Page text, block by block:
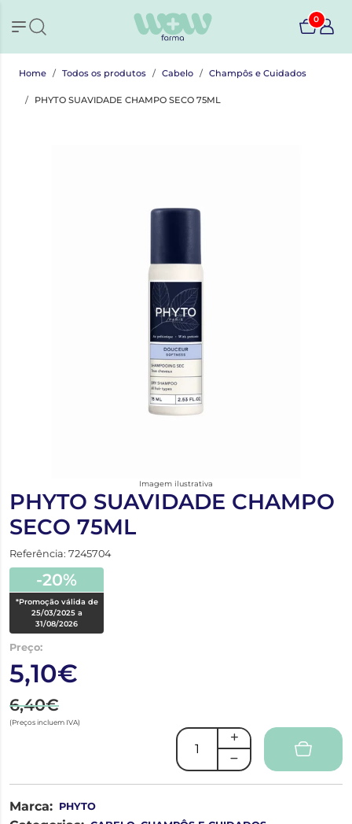
0
Home Todos os produtos Cabelo Champôs e Cuidados
PHYTO SUAVIDADE CHAMPO SECO 75ML
Imagem ilustrativa
PHYTO SUAVIDADE CHAMPO
SECO 75ML
Referência: 7245704
-20%
*Promoção válida de
25/03/2025 a
31/08/2026
Preço:
5,10€
6,40€
(Preços incluem IVA)
Marca: PHYTO